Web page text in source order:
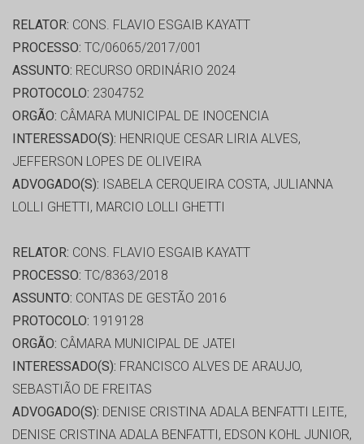
RELATOR: CONS. FLAVIO ESGAIB KAYATT
PROCESSO: TC/06065/2017/001
ASSUNTO: RECURSO ORDINÁRIO 2024
PROTOCOLO: 2304752
ORGÃO: CÂMARA MUNICIPAL DE INOCENCIA
INTERESSADO(S): HENRIQUE CESAR LIRIA ALVES,
JEFFERSON LOPES DE OLIVEIRA
ADVOGADO(S): ISABELA CERQUEIRA COSTA, JULIANNA
LOLLI GHETTI, MARCIO LOLLI GHETTI
RELATOR: CONS. FLAVIO ESGAIB KAYATT
PROCESSO: TC/8363/2018
ASSUNTO: CONTAS DE GESTÃO 2016
PROTOCOLO: 1919128
ORGÃO: CÂMARA MUNICIPAL DE JATEI
INTERESSADO(S): FRANCISCO ALVES DE ARAUJO,
SEBASTIÃO DE FREITAS
ADVOGADO(S): DENISE CRISTINA ADALA BENFATTI LEITE,
DENISE CRISTINA ADALA BENFATTI, EDSON KOHL JUNIOR,